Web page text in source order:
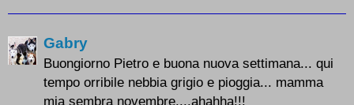
Gabry
Buongiorno Pietro e buona nuova settimana... qui
tempo orribile nebbia grigio e pioggia... mamma
mia sembra novembre....ahahha!!!